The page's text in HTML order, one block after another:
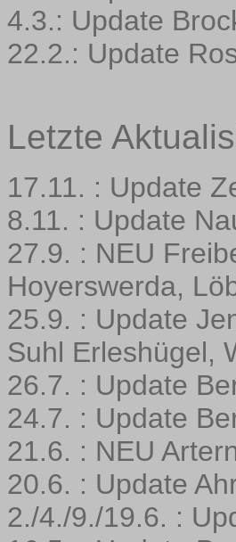
4.3.: Update
22.2.: Update
Letzte
17.11. : Update
8.11. : Update
27.9. : NEU
Hoyerswerda,
25.9. : Update
Suhl Erleshügel,
26.7. : Update
24.7. : Update
21.6. : NEU
20.6. : Update
2./4./9./19.6. :